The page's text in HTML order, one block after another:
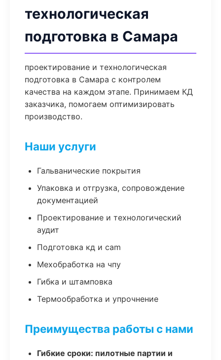
технологическая
подготовка в Самара
проектирование и технологическая
подготовка в Самара с контролем
качества на каждом этапе. Принимаем КД
заказчика, помогаем оптимизировать
производство.
Наши услуги
Гальванические покрытия
Упаковка и отгрузка, сопровождение
документацией
Проектирование и технологический
аудит
Подготовка кд и cam
Мехобработка на чпу
Гибка и штамповка
Термообработка и упрочнение
Преимущества работы с нами
Гибкие сроки: пилотные партии и